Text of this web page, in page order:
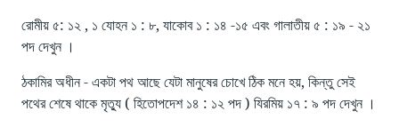
রোমীয় ৫: ১২ , ১ যোহন ১ : ৮, যাকোব ১ : ১৪ -১৫ এবং গালাতীয় ৫ : ১৯ - ২১
পদ দেখুন ।
ঠকামির অধীন - একটা পথ আছে যেটা মানুষের চোখে ঠিক মনে হয়, কিন্তু সেই
পথের শেষে থাকে মৃত্যু ( হিতোপদেশ ১৪ : ১২ পদ ) যিরমিয় ১৭ : ৯ পদ দেখুন ।